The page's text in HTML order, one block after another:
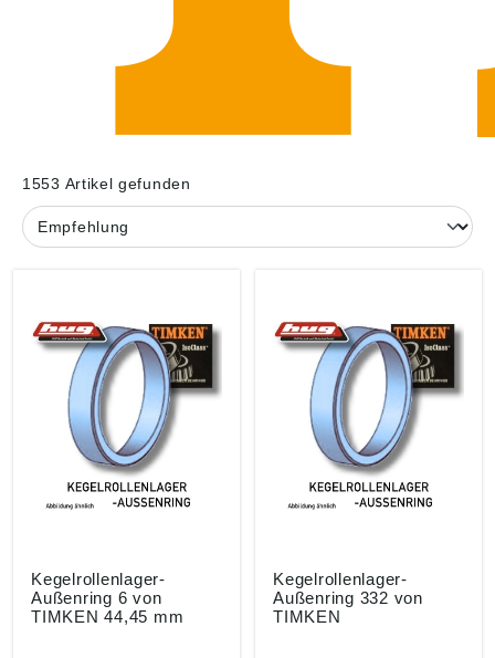
1553 Artikel gefunden
Kegelrollenlager-
Außenring 6 von
TIMKEN 44,45 mm
Kegelrollenlager-
Außenring 332 von
TIMKEN